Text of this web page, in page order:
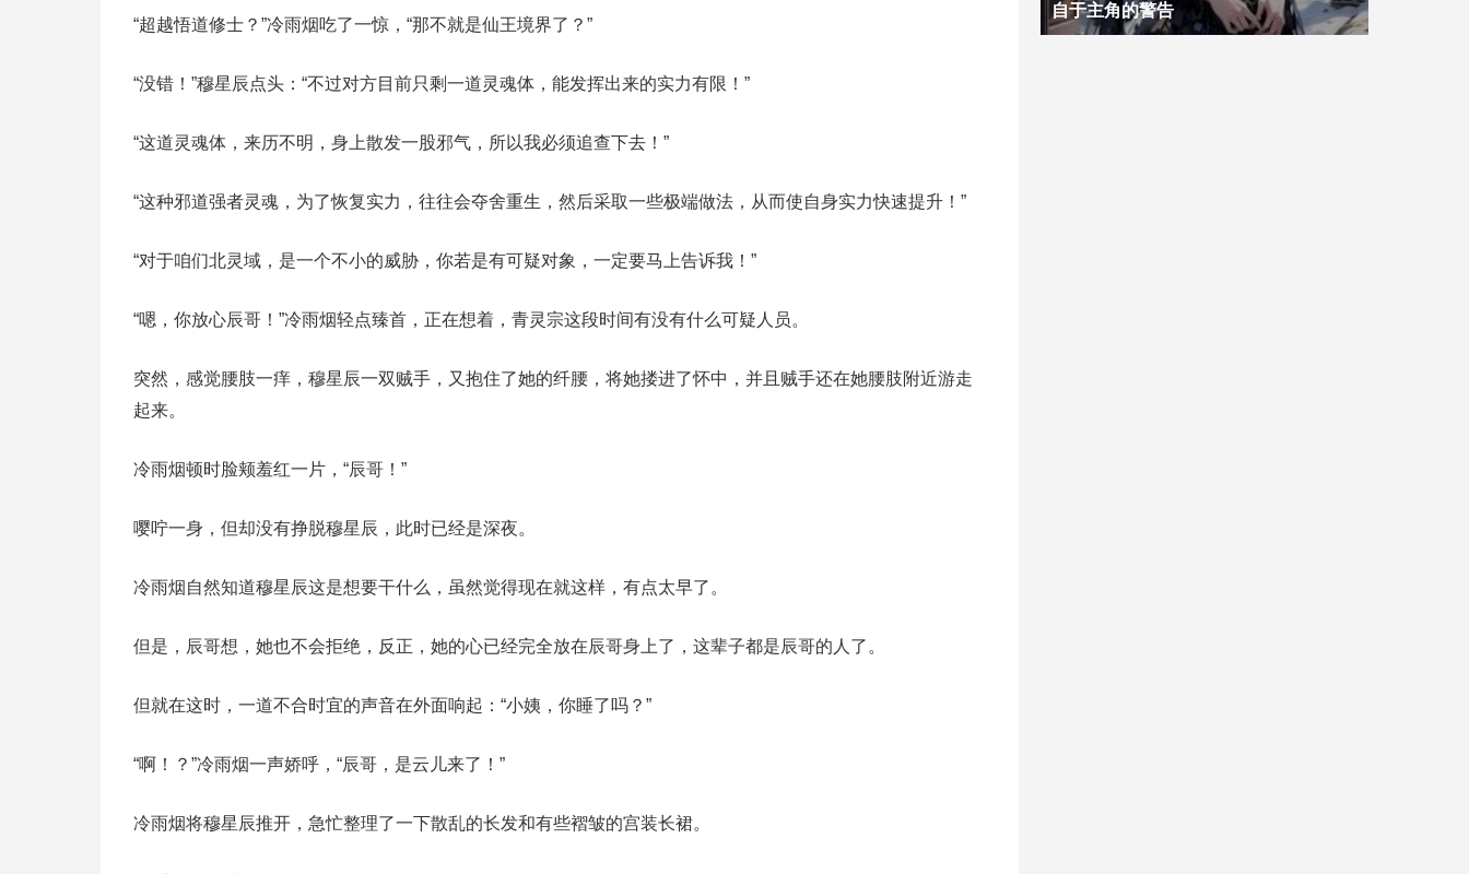
“超越悟道修士？”冷雨烟吃了一惊，“那不就是仙王境界了？”
“没错！”穆星辰点头：“不过对方目前只剩一道灵魂体，能发挥出来的实力有限！”
“这道灵魂体，来历不明，身上散发一股邪气，所以我必须追查下去！”
“这种邪道强者灵魂，为了恢复实力，往往会夺舍重生，然后采取一些极端做法，从而使自身实力快速提升！”
“对于咱们北灵域，是一个不小的威胁，你若是有可疑对象，一定要马上告诉我！”
“嗯，你放心辰哥！”冷雨烟轻点臻首，正在想着，青灵宗这段时间有没有什么可疑人员。
突然，感觉腰肢一痒，穆星辰一双贼手，又抱住了她的纤腰，将她搂进了怀中，并且贼手还在她腰肢附近游走
起来。
冷雨烟顿时脸颊羞红一片，“辰哥！”
嘤咛一身，但却没有挣脱穆星辰，此时已经是深夜。
冷雨烟自然知道穆星辰这是想要干什么，虽然觉得现在就这样，有点太早了。
但是，辰哥想，她也不会拒绝，反正，她的心已经完全放在辰哥身上了，这辈子都是辰哥的人了。
但就在这时，一道不合时宜的声音在外面响起：“小姨，你睡了吗？”
“啊！？”冷雨烟一声娇呼，“辰哥，是云儿来了！”
冷雨烟将穆星辰推开，急忙整理了一下散乱的长发和有些褶皱的宫装长裙。
自于主角的警告